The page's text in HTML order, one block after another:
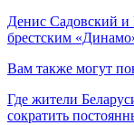
Денис Садовский
брестским
Вам также могут
Где жители
сократить